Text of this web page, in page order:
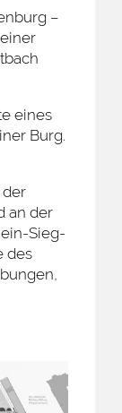
–
eines
Burg.
der
an der
Sieg-
des